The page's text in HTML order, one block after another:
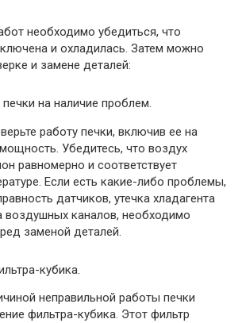
необходимо убедиться, что
и охладилась. Затем можно
и замене деталей:
на наличие проблем.
работу печки, включив ее на
Убедитесь, что воздух
равномерно и соответствует
Если есть какие-либо проблемы,
датчиков, утечка хладагента
воздушных каналов, необходимо
заменой деталей.
кубика.
неправильной работы печки
фильтра-кубика. Этот фильтр